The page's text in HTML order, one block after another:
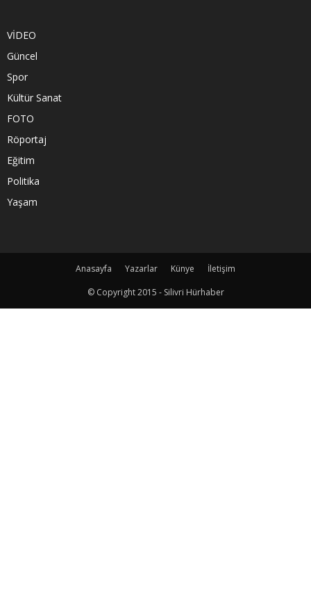
VİDEO
Güncel
Spor
Kültür Sanat
FOTO
Röportaj
Eğitim
Politika
Yaşam
Anasayfa Yazarlar Künye
İletişim
© Copyright 2015 - Silivri Hürhaber